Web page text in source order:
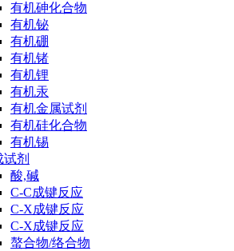
有机砷化合物
有机铋
有机硼
有机锗
有机锂
有机汞
有机金属试剂
有机硅化合物
有机锡
剂
酸,碱
C-C成键反应
C-X成键反应
C-X成键反应
螯合物/络合物